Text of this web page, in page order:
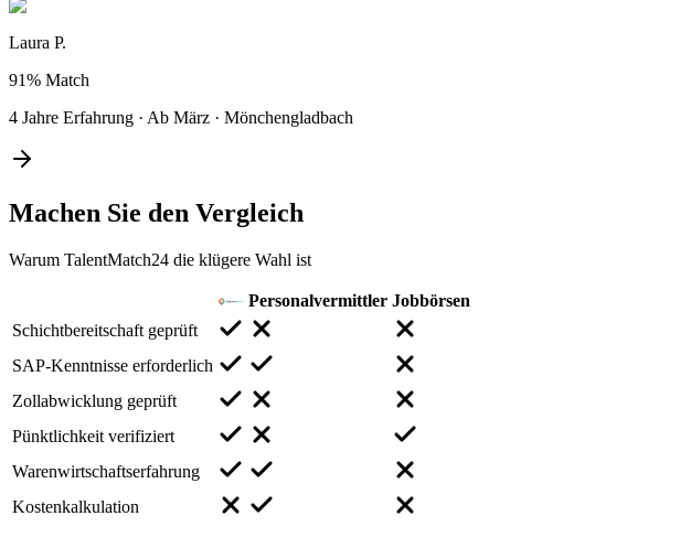
Laura P.
91% Match
4 Jahre Erfahrung · Ab März · Mönchengladbach
Machen Sie den Vergleich
Warum TalentMatch24 die klügere Wahl ist
Personalvermittler Jobbörsen
Schichtbereitschaft geprüft
SAP-Kenntnisse erforderlich
Zollabwicklung geprüft
Pünktlichkeit verifiziert
Warenwirtschaftserfahrung
Kostenkalkulation